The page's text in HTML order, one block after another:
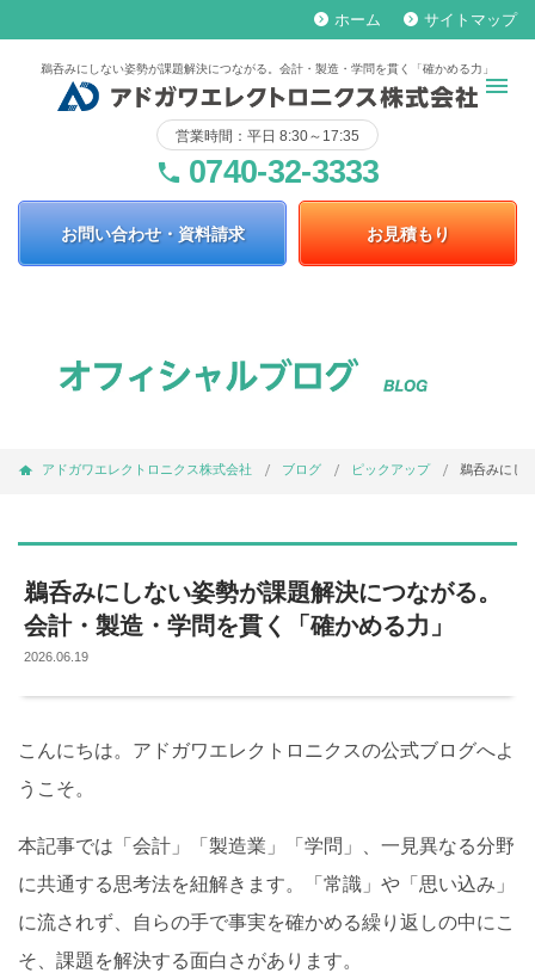
keyboard_arrow_right ホーム keyboard_arrow_right サイトマップ
鵜呑みにしない姿勢が課題解決につながる。会計・製造・学問を貫く「確かめる力」
営業時間：平日 8:30～17:35
phone 0740-32-3333
お問い合わせ・資料請求 お見積もり
アドガワエレクトロニクス株式会社 ブログ ピックアップ 鵜呑みにし
鵜呑みにしない姿勢が課題解決につながる。
会計・製造・学問を貫く「確かめる力」
2026.06.19
こんにちは。アドガワエレクトロニクスの公式ブログへよ
うこそ。
本記事では「会計」「製造業」「学問」、一見異なる分野
に共通する思考法を紐解きます。「常識」や「思い込み」
に流されず、自らの手で事実を確かめる繰り返しの中にこ
そ、課題を解決する面白さがあります。